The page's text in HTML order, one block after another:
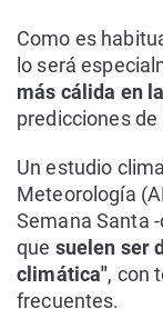
Como es
lo será
más cálida en
predicciones
Un estudio
Meteorología
Semana Santa
que suelen ser
climática", con
frecuentes.